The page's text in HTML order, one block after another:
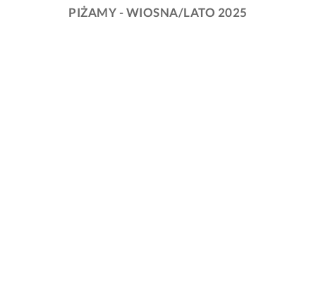
PIŻAMY - WIOSNA/LATO 2025